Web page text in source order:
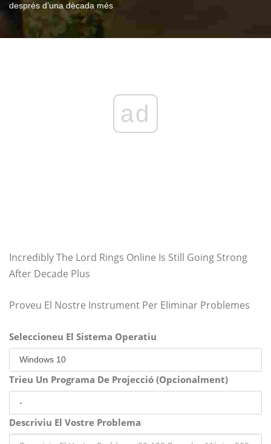
després d’una dècada més
ad
Incredibly The Lord Rings Online Is Still Going Strong
After Decade Plus
Proveu El Nostre Instrument Per Eliminar Problemes
Seleccioneu El Sistema Operatiu
Trieu Un Programa De Projecció (Opcionalment)
Descriviu El Vostre Problema